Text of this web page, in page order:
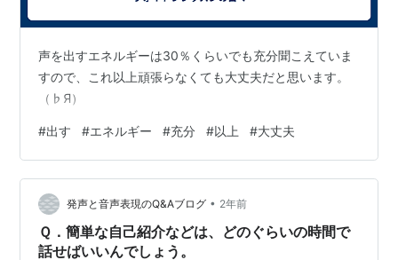
声を出すエネルギーは30％くらいでも充分聞こえていま
すので、これ以上頑張らなくても大丈夫だと思います。
（♭Я）
#出す #エネルギー #充分 #以上 #大丈夫
発声と音声表現のQ&Aブログ • 2年前
Ｑ．簡単な自己紹介などは、どのぐらいの時間で
話せばいいんでしょう。